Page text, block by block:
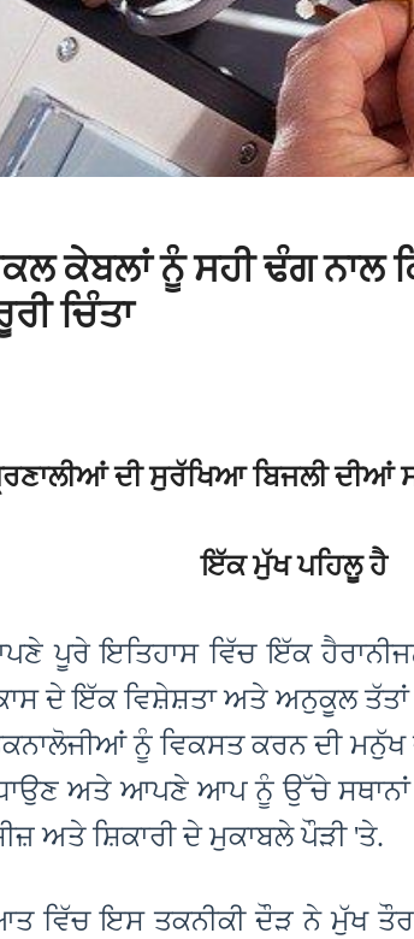
ਕੇਬਲਾਂ ਨੂੰ ਸਹੀ ਢੰਗ ਨਾਲ
ਚਿੰਤਾ
ਦੀ ਸੁਰੱਖਿਆ ਬਿਜਲੀ ਦੀਆਂ
ਇੱਕ ਮੁੱਖ ਪਹਿਲੂ ਹੈ
ਪੂਰੇ ਇਤਿਹਾਸ ਵਿੱਚ ਇੱਕ
ਦੇ ਇੱਕ ਵਿਸ਼ੇਸ਼ਤਾ ਅਤੇ ਅਨੁਕੂਲ ਤੱਤਾਂ
ਨੂੰ ਵਿਕਸਤ ਕਰਨ ਦੀ
ਅਤੇ ਆਪਣੇ ਆਪ ਨੂੰ ਉੱਚੇ ਸਥਾਨਾਂ
ਅਤੇ ਸ਼ਿਕਾਰੀ ਦੇ ਮੁਕਾਬਲੇ ਪੌੜੀ 'ਤੇ.
ਵਿੱਚ ਇਸ ਤਕਨੀਕੀ ਦੌੜ ਨੇ ਮੁੱਖ